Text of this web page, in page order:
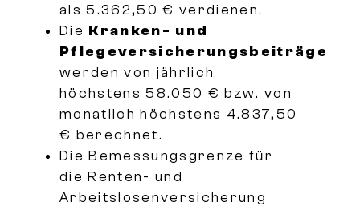
als 5.362,50 € verdienen.
Die Kranken- und
Pflegeversicherungsbeiträge
werden von jährlich
höchstens 58.050 € bzw. von
monatlich höchstens 4.837,50
€ berechnet.
Die Bemessungsgrenze für
die Renten- und
Arbeitslosenversicherung